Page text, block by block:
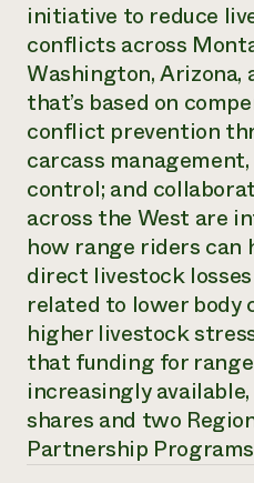
Programa de descuentos
Servicios energéticos
Servicios energéticos
LIHEAP
Centro de intercambio
Oportunidades de
Noticias
Internship Hub
Buscar prácticas
Contratar a un becario
Todos
contribuyen a
resiliencia de
comunidad.
DONAR AHORA
initiative to reduce
conflicts across
Washington, Arizona,
that’s based on
conflict prevention
carcass
control; and
across the West are
how range riders can
direct livestock
related to lower body
higher livestock
that funding for
increasingly
shares and two
Partnership